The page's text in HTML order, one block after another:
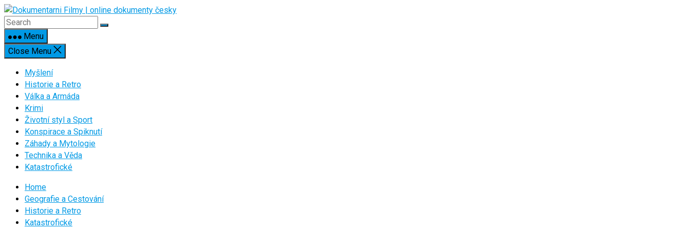
Skip
to
contentMenu
Close Menu
Myšlení
Historie a Retro
Válka a Armáda
Krimi
Životní styl a Sport
Konspirace a Spiknutí
Záhady a Mytologie
Technika a Věda
Katastrofické
Home
Geografie a Cestování
Historie a Retro
Katastrofické